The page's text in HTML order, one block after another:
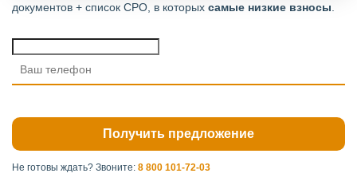
документов + список СРО, в которых самые низкие взносы
Не готовы ждать? Звоните: 8 800 101-72-03